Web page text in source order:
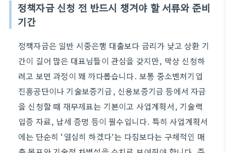
정책자금 신청 전 반드시 챙겨야 할 서류와 준비
기간
정책자금은 일반 시중은행 대출보다 금리가 낮고 상환 기
간이 길어 많은 대표님들이 관심을 갖지만, 막상 신청하
려고 보면 과정이 꽤 까다롭습니다. 보통 중소벤처기업
진흥공단이나 기술보증기금, 신용보증기금 등에서 자금
을 신청할 때 재무제표는 기본이고 사업계획서, 기술력
입증 자료, 납세 증명 등이 필수입니다. 특히 사업계획서
에는 단순히 ‘열심히 하겠다’는 다짐보다는 구체적인 매